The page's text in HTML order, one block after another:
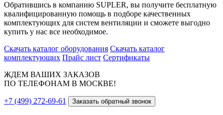
Обратившись в компанию SUPLER, вы получите бесплатную
квалифицированную помощь в подборе качественных
комплектующих для систем вентиляции и сможете выгодно
купить у нас все необходимое.
Скачать каталог оборудования Скачать каталог
комплектующих Прайс лист Сертификаты
ЖДЕМ ВАШИХ ЗАКАЗОВ
ПО ТЕЛЕФОНАМ В МОСКВЕ!
+7 (499) 272-69-61 Заказать обратный звонок